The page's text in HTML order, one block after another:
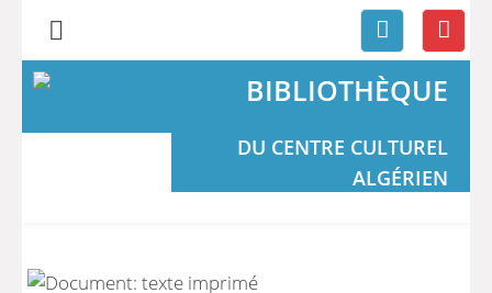
BIBLIOTHÈQUE
DU CENTRE CULTUREL
ALGÉRIEN